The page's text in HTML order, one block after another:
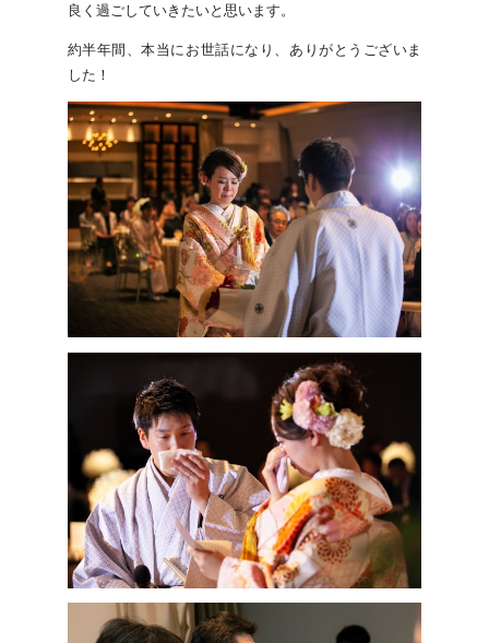
良く過ごしていきたいと思います。
約半年間、本当にお世話になり、ありがとうございま
した！